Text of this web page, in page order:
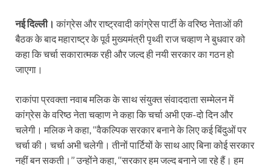
नई दिल्ली। कांग्रेस और राष्ट्रवादी कांग्रेस पार्टी के वरिष्ठ नेताओं की
बैठक के बाद महाराष्ट्र के पूर्व मुख्यमंत्री पृथ्वी राज चव्हाण ने बुधवार को
कहा कि चर्चा सकारात्मक रही और जल्द ही नयी सरकार का गठन हो
जाएगा।
राकांपा प्रवक्ता नवाब मलिक के साथ संयुक्त संवाददाता सम्मेलन में
कांग्रेस के वरिष्ठ नेता चव्हाण ने कहा कि चर्चा अभी एक-दो दिन और
चलेगी। मलिक ने कहा, ‘‘वैकल्पिक सरकार बनाने के लिए कई बिंदुओं पर
चर्चा की। चर्चा अभी चलेगी। तीनों पार्टियों के साथ आए बिना कोई सरकार
नहीं बन सकती।’’ उन्होंने कहा, ‘‘सरकार हम जल्द बनाने जा रहे हैं। हम